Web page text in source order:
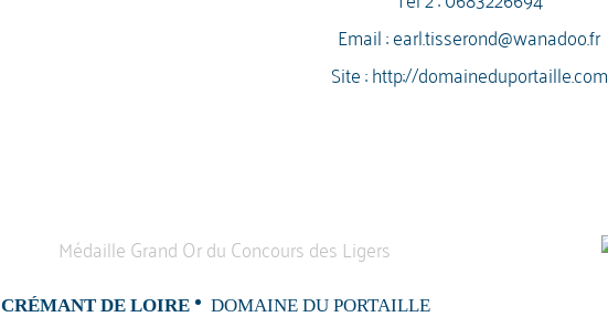
Email :earl.tisserond@wanadoo.fr
Site :http://domaineduportaille.com
CRÉMANT DE LOIRE DOMAINE DU PORTAILLE